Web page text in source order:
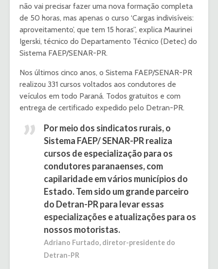
não vai precisar fazer uma nova formação completa
de 50 horas, mas apenas o curso ‘Cargas indivisíveis:
aproveitamento’, que tem 15 horas”, explica Maurinei
Igerski, técnico do Departamento Técnico (Detec) do
Sistema FAEP/SENAR-PR.
Nos últimos cinco anos, o Sistema FAEP/SENAR-PR
realizou 331 cursos voltados aos condutores de
veículos em todo Paraná. Todos gratuitos e com
entrega de certificado expedido pelo Detran-PR.
Por meio dos sindicatos rurais, o
Sistema FAEP/ SENAR-PR realiza
cursos de especialização para os
condutores paranaenses, com
capilaridade em vários municípios do
Estado. Tem sido um grande parceiro
do Detran-PR para levar essas
especializações e atualizações para os
nossos motoristas.
Adriano Furtado, diretor-presidente do
Detran-PR